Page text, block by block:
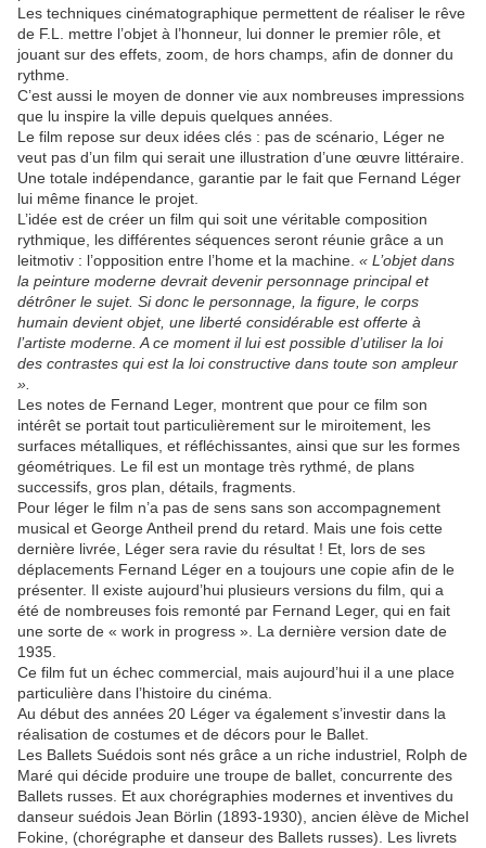
Les techniques cinématographique permettent de réaliser le rêve
de F.L. mettre l’objet à l’honneur, lui donner le premier rôle, et
jouant sur des effets, zoom, de hors champs, afin de donner du
rythme.
C’est aussi le moyen de donner vie aux nombreuses impressions
que lu inspire la ville depuis quelques années.
Le film repose sur deux idées clés : pas de scénario, Léger ne
veut pas d’un film qui serait une illustration d’une œuvre littéraire.
Une totale indépendance, garantie par le fait que Fernand Léger
lui même finance le projet.
L’idée est de créer un film qui soit une véritable composition
rythmique, les différentes séquences seront réunie grâce a un
leitmotiv : l’opposition entre l’home et la machine. « L’objet dans
la peinture moderne devrait devenir personnage principal et
détrôner le sujet. Si donc le personnage, la figure, le corps
humain devient objet, une liberté considérable est offerte à
l’artiste moderne. A ce moment il lui est possible d’utiliser la loi
des contrastes qui est la loi constructive dans toute son ampleur
».
Les notes de Fernand Leger, montrent que pour ce film son
intérêt se portait tout particulièrement sur le miroitement, les
surfaces métalliques, et réfléchissantes, ainsi que sur les formes
géométriques. Le fil est un montage très rythmé, de plans
successifs, gros plan, détails, fragments.
Pour léger le film n’a pas de sens sans son accompagnement
musical et George Antheil prend du retard. Mais une fois cette
dernière livrée, Léger sera ravie du résultat ! Et, lors de ses
déplacements Fernand Léger en a toujours une copie afin de le
présenter. Il existe aujourd’hui plusieurs versions du film, qui a
été de nombreuses fois remonté par Fernand Leger, qui en fait
une sorte de « work in progress ». La dernière version date de
1935.
Ce film fut un échec commercial, mais aujourd’hui il a une place
particulière dans l’histoire du cinéma.
Au début des années 20 Léger va également s’investir dans la
réalisation de costumes et de décors pour le Ballet.
Les Ballets Suédois sont nés grâce a un riche industriel, Rolph de
Maré qui décide produire une troupe de ballet, concurrente des
Ballets russes. Et aux chorégraphies modernes et inventives du
danseur suédois Jean Börlin (1893-1930), ancien élève de Michel
Fokine, (chorégraphe et danseur des Ballets russes). Les livrets